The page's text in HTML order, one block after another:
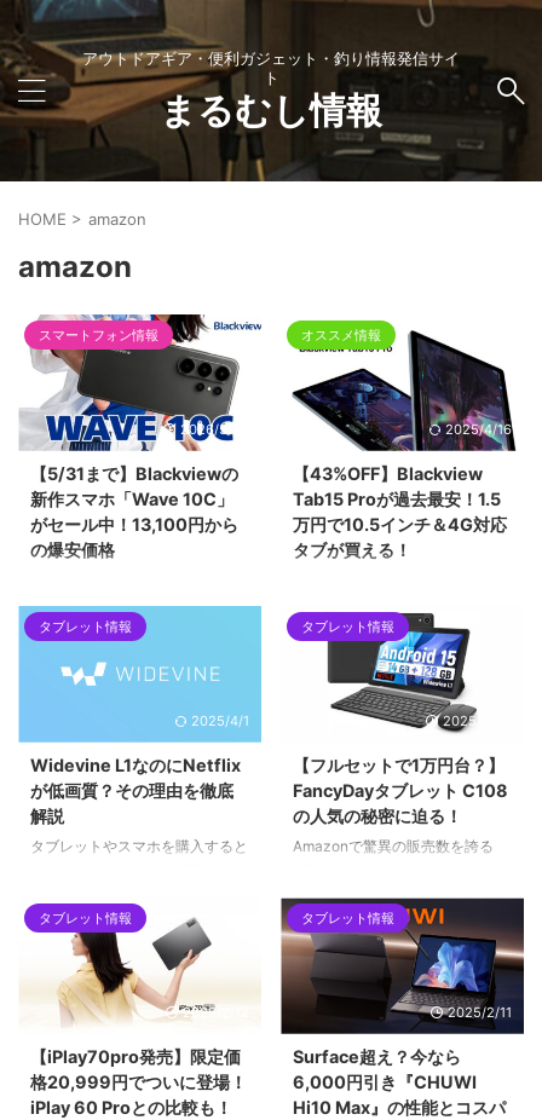
アウトドアギア・便利ガジェット・釣り情報発信サイ
ト
まるむし情報
HOME > amazon
amazon
スマートフォン情報
2026/5/24
【5/31まで】Blackviewの
新作スマホ「Wave 10C」
がセール中！13,100円から
の爆安価格
ホ「Wave 10C」のセール情報を
お届けします。5月31日（日）ま
128GBモデルが16,100円の特別
書籍、お子様用など、サブ端末と
して「ちょうどいい」スペックと
価格のバランスを詳しく解説しま
す。
オススメ情報
2025/4/16
【43%OFF】Blackview
Tab15 Proが過去最安！1.5
万円で10.5インチ＆4G対応
タブが買える！
10.5インチ・256GB・4G対応で
この価格は破格！クーポン＆割引
コード情報あり。期間は4月20日
まで！
タブレット情報
2025/4/1
Widevine L1なのにNetflix
が低画質？その理由を徹底
解説
タブレットやスマホを購入すると
うかは重要なポイントです。その
判断基準の一つが「Widevine L1
対応」かどうか。しかし、実際に
購入してみると「Widevine L1対
応なのにNetflixが720pや480pの
す。
タブレット情報
2025/2/22
【フルセットで1万円台？】
FancyDayタブレット C108
の人気の秘密に迫る！
Amazonで驚異の販売数を誇る
C108（型番
KYTFDC108BK）」。1ヶ月で
1000個以上売れているというこ
とで、これはなかなかの人気モデ
ルです。
タブレット情報
2025/2/12
【iPlay70pro発売】限定価
格20,999円でついに登場！
iPlay 60 Proとの比較も！
タブレット情報
2025/2/11
Surface超え？今なら
6,000円引き『CHUWI
Hi10 Max』の性能とコスパ